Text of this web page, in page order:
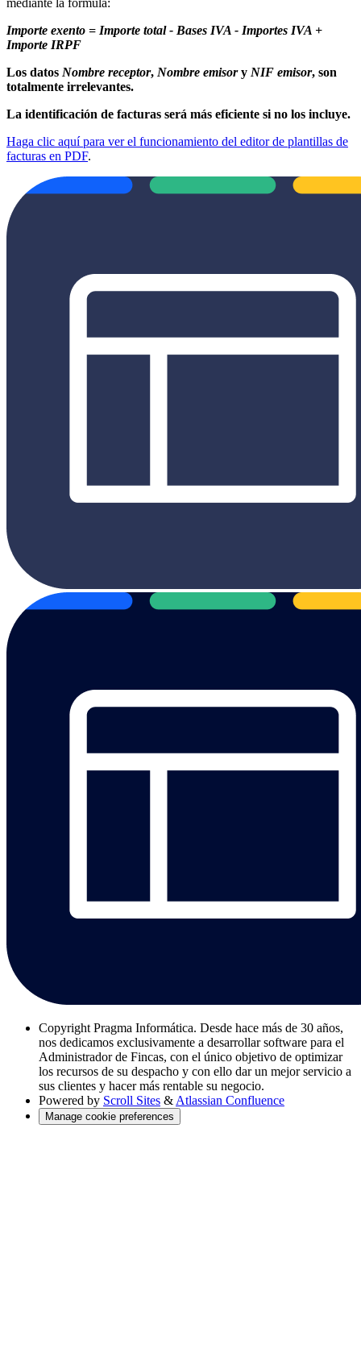
Importe exento = Importe total - Bases IVA - Importes IVA +
Importe IRPF
Los datos Nombre receptor, Nombre emisory NIF emisor, son
totalmente irrelevantes.
La identificación de facturas será más eficiente si no los incluye.
Haga clic aquí para ver el funcionamiento del editor de plantillas de
facturas en PDF.
Copyright Pragma Informática. Desde hace más de 30 años,
nos dedicamos exclusivamente a desarrollar software para el
Administrador de Fincas, con el único objetivo de optimizar
los recursos de su despacho y con ello dar un mejor servicio a
sus clientes y hacer más rentable su negocio.
Powered by Scroll Sites & Atlassian Confluence
Manage cookie preferences